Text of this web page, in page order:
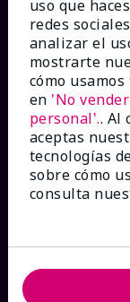
Contáctanos
Catálogos
Preguntas
Garantía de
uso que
redes
analizar el
mostrarte
cómo
en 'No
personal'.. Al
aceptas
tecnologías
sobre cómo
consulta